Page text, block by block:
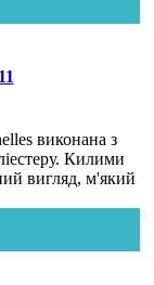
виконана з
Килими
вигляд, м'який